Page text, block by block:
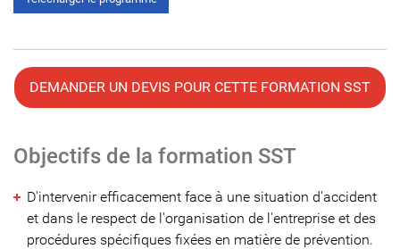
DEMANDER UN DEVIS POUR CETTE FORMATION SST
Objectifs de la formation SST
D'intervenir efficacement face à une situation d'accident
et dans le respect de l'organisation de l'entreprise et des
procédures spécifiques fixées en matière de prévention.